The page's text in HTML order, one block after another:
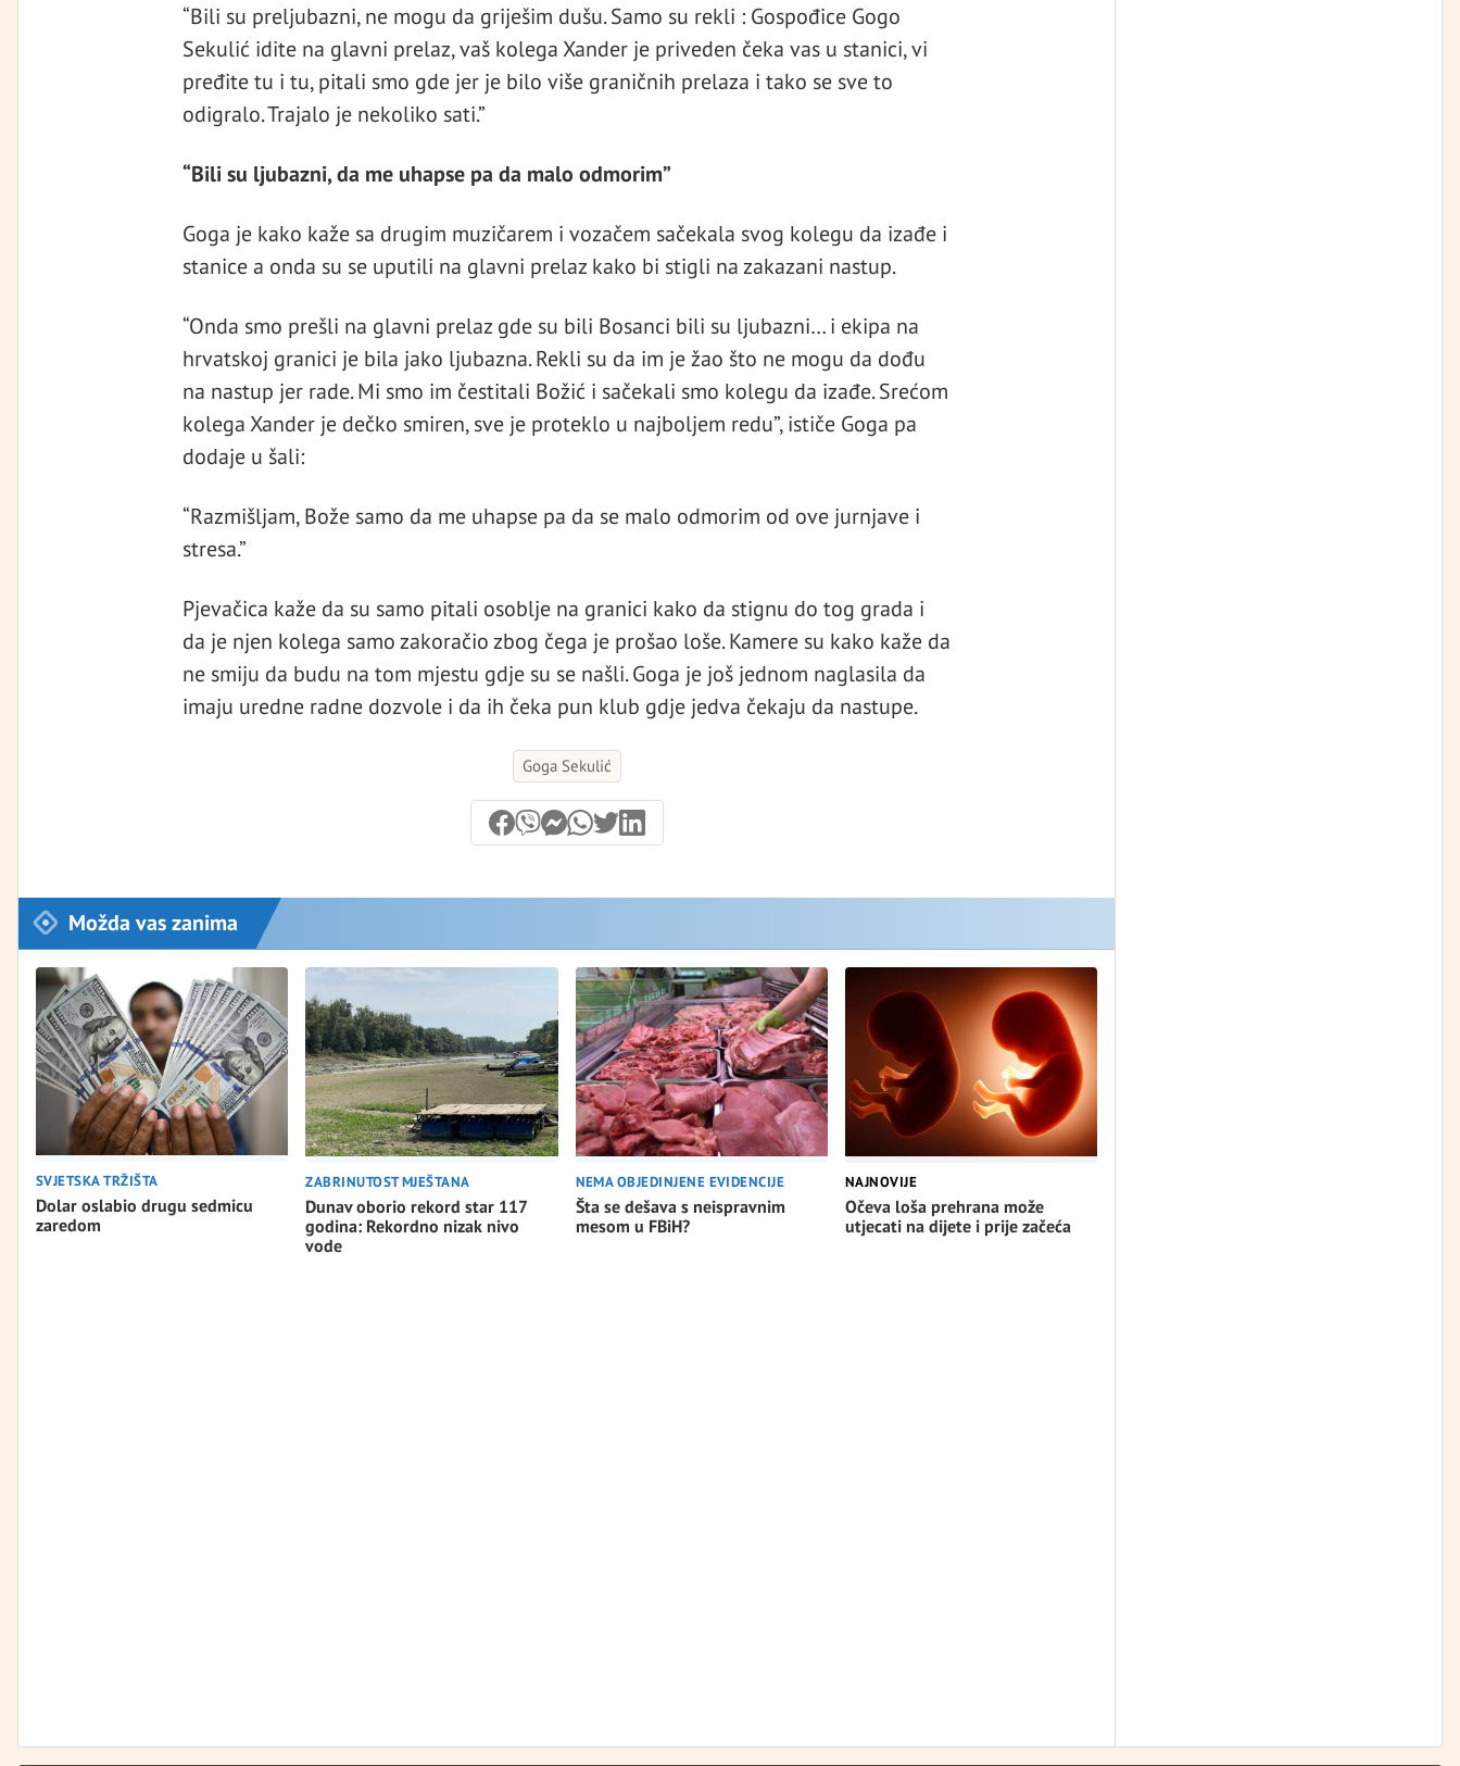
“Bili su preljubazni, ne mogu da griješim dušu. Samo su rekli : Gospođice Gogo
Sekulić idite na glavni prelaz, vaš kolega Xander je priveden čeka vas u stanici, vi
pređite tu i tu, pitali smo gde jer je bilo više graničnih prelaza i tako se sve to
odigralo. Trajalo je nekoliko sati.”
“Bili su ljubazni, da me uhapse pa da malo odmorim”
Goga je kako kaže sa drugim muzičarem i vozačem sačekala svog kolegu da izađe i
stanice a onda su se uputili na glavni prelaz kako bi stigli na zakazani nastup.
“Onda smo prešli na glavni prelaz gde su bili Bosanci bili su ljubazni… i ekipa na
hrvatskoj granici je bila jako ljubazna. Rekli su da im je žao što ne mogu da dođu
na nastup jer rade. Mi smo im čestitali Božić i sačekali smo kolegu da izađe. Srećom
kolega Xander je dečko smiren, sve je proteklo u najboljem redu”, ističe Goga pa
dodaje u šali:
“Razmišljam, Bože samo da me uhapse pa da se malo odmorim od ove jurnjave i
stresa.”
Pjevačica kaže da su samo pitali osoblje na granici kako da stignu do tog grada i
da je njen kolega samo zakoračio zbog čega je prošao loše. Kamere su kako kaže da
ne smiju da budu na tom mjestu gdje su se našli. Goga je još jednom naglasila da
imaju uredne radne dozvole i da ih čeka pun klub gdje jedva čekaju da nastupe.
Goga Sekulić
Možda vas zanima
SVJETSKA TRŽIŠTA
Dolar oslabio drugu sedmicu
zaredom
ZABRINUTOST MJEŠTANA
Dunav oborio rekord star 117
godina: Rekordno nizak nivo
vode
NEMA OBJEDINJENE EVIDENCIJE
Šta se dešava s neispravnim
mesom u FBiH?
NAJNOVIJE
Očeva loša prehrana može
utjecati na dijete i prije začeća